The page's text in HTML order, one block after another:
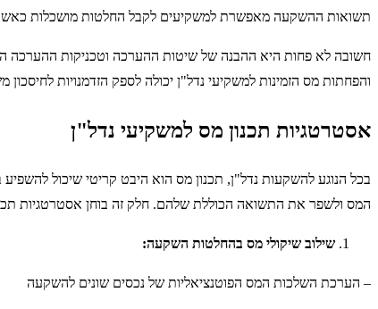
תשואות ההשקעה מאפשרת למשקיעים לקבל החלטות מושכלות כאשר
חשובה לא פחות היא ההבנה של שיטות ההערכה וטכניקות ההערכה
והפחתות מס הזמינות למשקיעי נדל"ן יכולה לספק הזדמנויות
אסטרטגיות תכנון מס למשקיעי נדל"ן
בכל הנוגע להשקעות נדל"ן, תכנון מס הוא היבט קריטי שיכול
המס ולשפר את התשואה הכוללת שלהם. חלק זה בוחן אסטרטגיות
שילוב שיקולי מס בהחלטות השקעה:
– הערכת השלכות המס הפוטנציאליות של נכסים שונים להשקעה